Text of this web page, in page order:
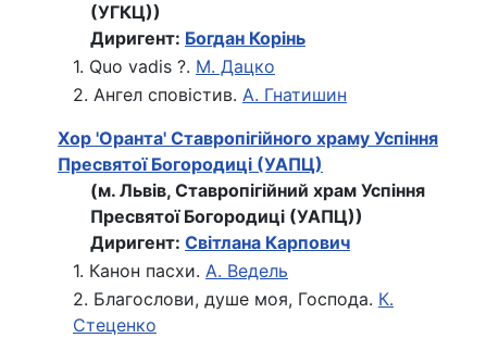
(УГКЦ))
Диригент: Богдан Корінь
1. Quo vadis ?. М. Дацко
2. Ангел сповістив. А. Гнатишин
Хор 'Оранта' Ставропігійного храму Успіння
Пресвятої Богородиці (УАПЦ)
(м. Львів, Ставропігійний храм Успіння
Пресвятої Богородиці (УАПЦ))
Диригент: Світлана Карпович
1. Канон пасхи. А. Ведель
2. Благослови, душе моя, Господа. К.
Стеценко